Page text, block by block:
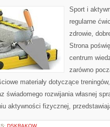
Sport i
regularne
zdrowie,
Strona
centrum
zarówno
materiały dotyczące
świadomego rozwijania własnej
aktywności fizycznej,
DSKRAKOW